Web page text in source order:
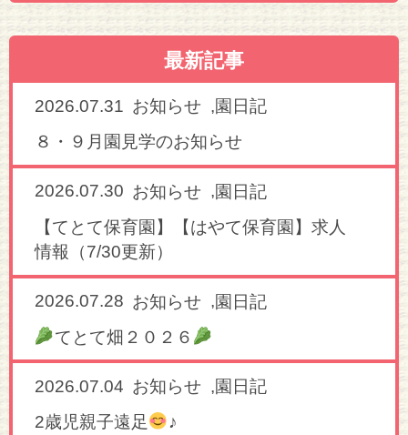
最新記事
2026.07.31 お知らせ ,園日記
８・９月園見学のお知らせ
2026.07.30 お知らせ ,園日記
【てとて保育園】【はやて保育園】求人
情報（7/30更新）
2026.07.28 お知らせ ,園日記
てとて畑２０２６
2026.07.04 お知らせ ,園日記
2歳児親子遠足
♪